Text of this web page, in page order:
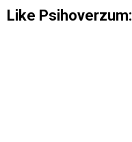
Like Psihoverzum: